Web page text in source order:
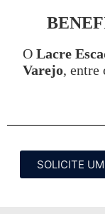
O Lacre
Varejo, entre
SOLICITE